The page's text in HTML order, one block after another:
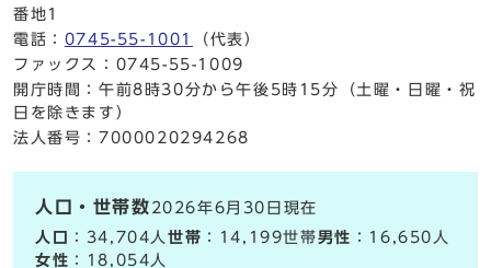
番地1
電話： 0745-55-1001
（代表）
ファックス：0745-55-1009
開庁時間：午前8時30分から午後5時15分（土曜・日曜・祝
日を除きます）
法人番号：7000020294268
人口・世帯数 2026年6月30日現在
人口
：34,704人世帯 ：14,199世帯男性 ：16,650人
女性 ：18,054人